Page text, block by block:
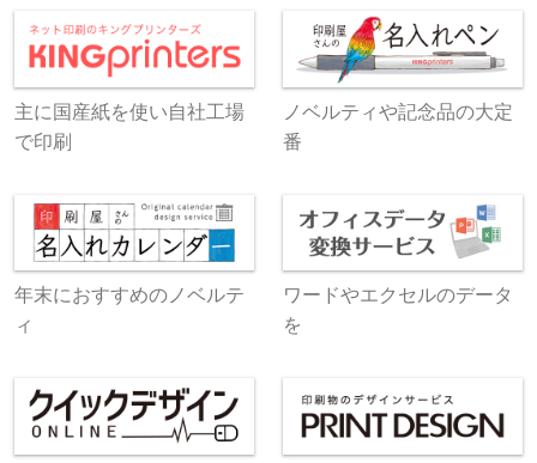
主に国産紙を使い自社工場
で印刷
ノベルティや記念品の大定
番
年末におすすめのノベルテ
ィ
ワードやエクセルのデータ
を